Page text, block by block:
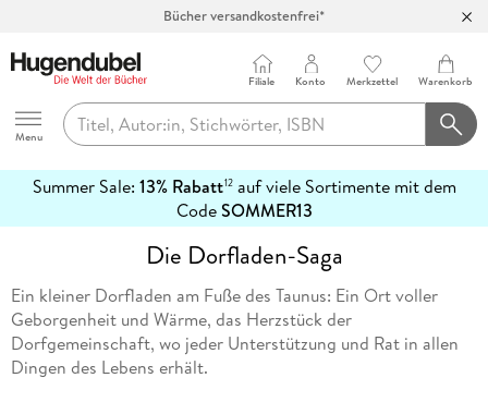
Bücher versandkostenfrei*
Abholung in über 100 Filialen
Hugendubel
Menu
Filiale Konto Merkzettel Warenkorb
Summer Sale: 13% Rabatt12auf viele Sortimente mit dem
CodeSOMMER13
erfahren
Die Dorfladen-Saga
Ein kleiner Dorfladen am Fuße des Taunus: Ein Ort voller
Geborgenheit und Wärme, das Herzstück der
Dorfgemeinschaft, wo jeder Unterstützung und Rat in allen
Dingen des Lebens erhält.